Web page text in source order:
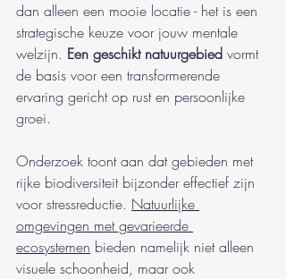
dan alleen een mooie locatie - het is een
strategische keuze voor jouw mentale
welzijn. Een geschikt natuurgebied vormt
de basis voor een transformerende
ervaring gericht op rust en persoonlijke
groei.
Onderzoek toont aan dat gebieden met
rijke biodiversiteit bijzonder effectief zijn
voor stressreductie. Natuurlijke
omgevingen met gevarieerde
ecosystemen bieden namelijk niet alleen
visuele schoonheid, maar ook